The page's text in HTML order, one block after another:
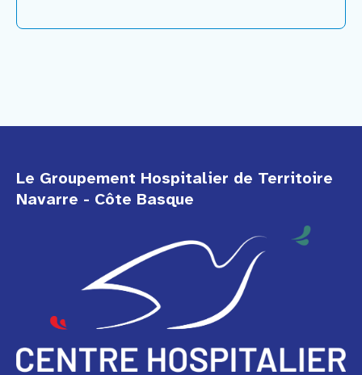
Le Groupement Hospitalier de Territoire
Navarre - Côte Basque